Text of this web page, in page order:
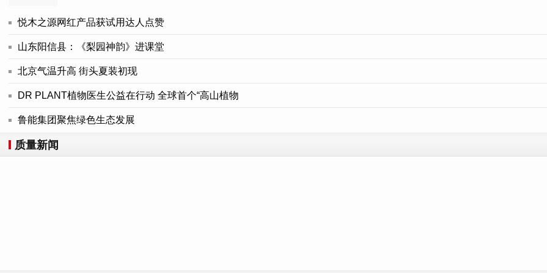
悦木之源网红产品获试用达人点赞
山东阳信县：《梨园神韵》进课堂
北京气温升高 街头夏装初现
DR PLANT植物医生公益在行动 全球首个“高山植物
鲁能集团聚焦绿色生态发展
质量新闻